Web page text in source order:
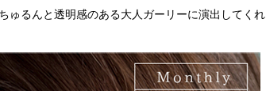
ゅるんと透明感のある大人ガーリーに演出してくれ